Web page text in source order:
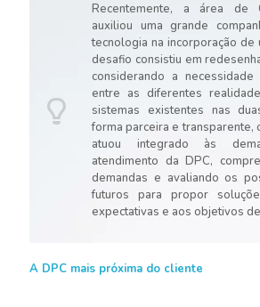
Recentemente, a área de
auxiliou uma grande
tecnologia na incorporação de
desafio consistiu em
considerando a necessidade
entre as diferentes
sistemas existentes nas
forma parceira e transparente,
atuou integrado às
atendimento da DPC,
demandas e avaliando os
futuros para propor
expectativas e aos objetivos
A DPC mais próxima do cliente